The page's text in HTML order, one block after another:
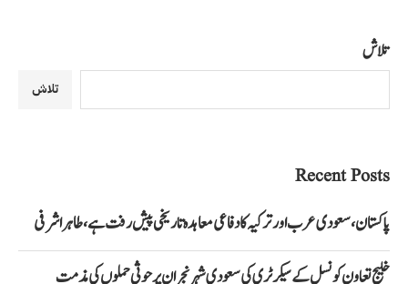
تلاش
تلاش
Recent Posts
پاکستان، سعودی عرب اور ترکیہ کا دفاعی معاہدہ تاریخی پیش رفت ہے، طاہر اشرفی
خلیج تعاون کونسل کے سیکرٹری کی سعودی شہر نجران پر حوثی حملوں کی مذمت